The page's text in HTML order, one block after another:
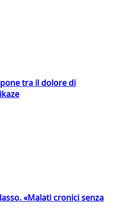
tra il dolore di
«Malati cronici senza